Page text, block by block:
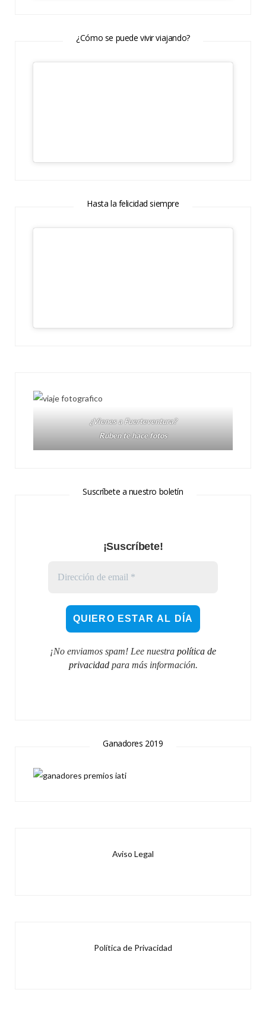
¿Cómo se puede vivir viajando?
Hasta la felicidad siempre
¿Vienes a Fuerteventura?
Ruben te hace fotos
Suscríbete a nuestro boletín
¡Suscríbete!
¡No enviamos spam! Lee nuestra política de
privacidadpara más información.
Ganadores 2019
Aviso Legal
Política de Privacidad